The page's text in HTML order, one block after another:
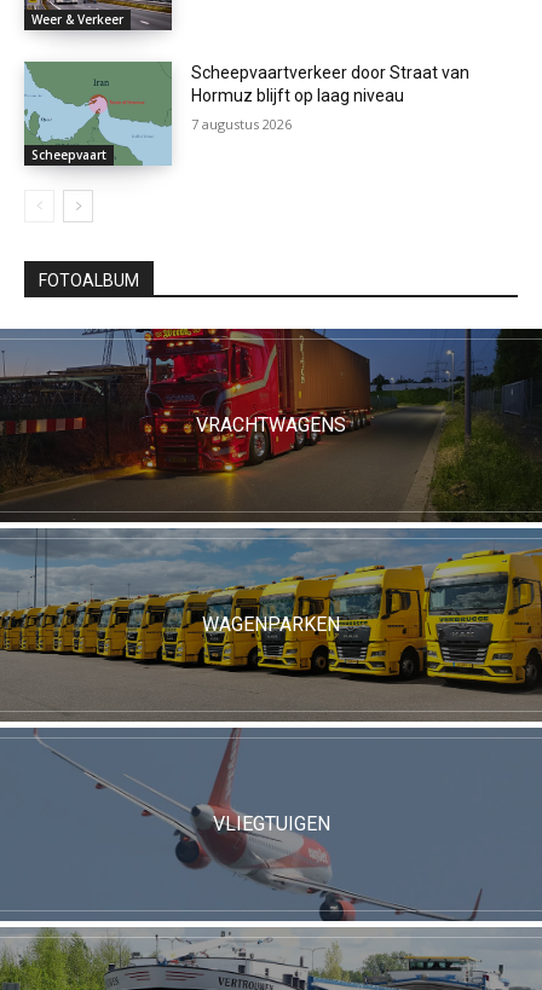
Weer & Verkeer
Scheepvaart
Scheepvaartverkeer door Straat van
Hormuz blijft op laag niveau
7 augustus 2026
FOTOALBUM
VRACHTWAGENS
WAGENPARKEN
VLIEGTUIGEN